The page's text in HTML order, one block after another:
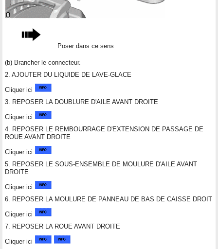
Poser dans ce sens
(b) Brancher le connecteur.
2. AJOUTER DU LIQUIDE DE LAVE-GLACE
Cliquer ici
3. REPOSER LA DOUBLURE D'AILE AVANT DROITE
Cliquer ici
4. REPOSER LE REMBOURRAGE D'EXTENSION DE PASSAGE DE
ROUE AVANT DROITE
Cliquer ici
5. REPOSER LE SOUS-ENSEMBLE DE MOULURE D'AILE AVANT
DROITE
Cliquer ici
6. REPOSER LA MOULURE DE PANNEAU DE BAS DE CAISSE DROIT
Cliquer ici
7. REPOSER LA ROUE AVANT DROITE
Cliquer ici